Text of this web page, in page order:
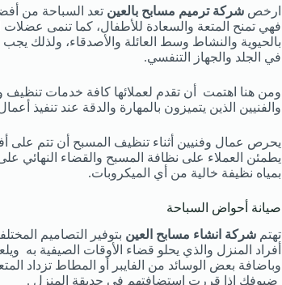
ارخص شركة ترميم مسابح بالعين تعد السباحة من
فهي تمنح المتعة والسعادة للأطفال، كما تنمى
بالحيوية والنشاط وسط العائلة والأصدقاء، ولذلك
في الجلد والجهاز التنفسي.
ومن هنا اهتمت أن تقدم لعملائها كافة خدمات
والفنيين الذين يتميزون بالمهارة والدقة عند تنفيذ
يحرص عمال وفنيين أثناء تنظيف المسبح أن تتم على
يطمئن العملاء على نظافة المسبح والقضاء النهائي على
بمياه نظيفة خالية من أي الميكروبات.
صيانة أحواض السباحة
تهتم شركة انشاء مسابح العين بتوفير التصاميم
أفراد المنزل والذي يحلو قضاء الأوقات الصيفية به
وباضافة بعض الوسائد من الفايبر أو المطاط تزداد
ضيوفك إذا قررت استضافتهم في حديقة المنزل .